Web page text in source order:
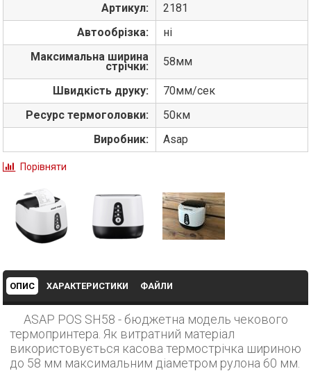
Артикул:
2181
Автообрізка:
ні
Максимальна ширина
стрічки: 58мм
Швидкість друку:
70мм/сек
Ресурс термоголовки:
50км
Виробник:
Asap
Порівняти
ОПИС ХАРАКТЕРИСТИКИ ФАЙЛИ
ASAP POS SH58 - бюджетна модель чекового
термопринтера. Як витратний матеріал
використовується касова термострічка шириною
до 58 мм максимальним діаметром рулона 60 мм.